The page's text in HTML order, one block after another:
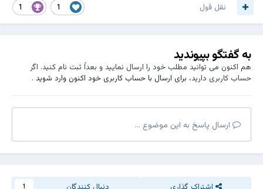
نقل قول
به گفتگو بپیوندید
هم اکنون می توانید مطلب خود را ارسال نمایید و بعداً ثبت نام کنید. اگر
حساب کاربری دارید، برای ارسال با حساب کاربری خود اکنون وارد شوید.
ارسال پاسخ به این موضوع ...
اشتراک گذاری دنبال کنندگان